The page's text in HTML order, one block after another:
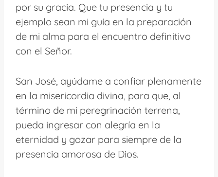
por su gracia. Que tu presencia y tu
ejemplo sean mi guía en la preparación
de mi alma para el encuentro definitivo
con el Señor.
San José, ayúdame a confiar plenamente
en la misericordia divina, para que, al
término de mi peregrinación terrena,
pueda ingresar con alegría en la
eternidad y gozar para siempre de la
presencia amorosa de Dios.